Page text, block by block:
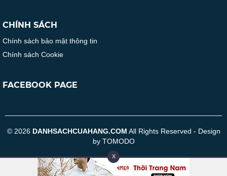
CHÍNH SÁCH
Chính sách bảo mật thông tin
Chính sách Cookie
FACEBOOK PAGE
© 2026 DANHSACHCUAHANG.COM All Rights Reserved - Design
by TOMODO
X